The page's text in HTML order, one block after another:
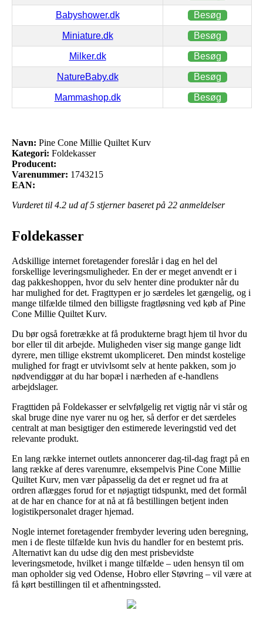
Babyshower.dk Besøg
Miniature.dk Besøg
Milker.dk Besøg
NatureBaby.dk Besøg
Mammashop.dk Besøg
Navn: Pine Cone Millie Quiltet Kurv
Kategori: Foldekasser
Producent:
Varenummer: 1743215
EAN:
Vurderet til 4.2 ud af 5 stjerner baseret på 22 anmeldelser
Foldekasser
Adskillige internet foretagender foreslår i dag en hel del
forskellige leveringsmuligheder. En der er meget anvendt er i
dag pakkeshoppen, hvor du selv henter dine produkter når du
har mulighed for det. Fragttypen er jo særdeles let gængelig, og i
mange tilfælde tilmed den billigste fragtløsning ved køb af Pine
Cone Millie Quiltet Kurv.
Du bør også foretrække at få produkterne bragt hjem til hvor du
bor eller til dit arbejde. Muligheden viser sig mange gange lidt
dyrere, men tillige ekstremt ukompliceret. Den mindst kostelige
mulighed for fragt er utvivlsomt selv at hente pakken, som jo
nødvendiggør at du har bopæl i nærheden af e-handlens
arbejdslager.
Fragttiden på Foldekasser er selvfølgelig ret vigtig når vi står og
skal bruge dine nye varer nu og her, så derfor er det særdeles
centralt at man besigtiger den estimerede leveringstid ved det
relevante produkt.
En lang række internet outlets annoncerer dag-til-dag fragt på en
lang række af deres varenumre, eksempelvis Pine Cone Millie
Quiltet Kurv, men vær påpasselig da det er regnet ud fra at
ordren aflægges forud for et nøjagtigt tidspunkt, med det formål
at de har en chance for at nå at få bestillingen betjent inden
logistikpersonalet drager hjemad.
Nogle internet foretagender frembyder levering uden beregning,
men i de fleste tilfælde kun hvis du handler for en bestemt pris.
Alternativt kan du udse dig den mest prisbevidste
leveringsmetode, hvilket i mange tilfælde – uden hensyn til om
man opholder sig ved Odense, Hobro eller Støvring – vil være at
få kørt bestillingen til et afhentningssted.